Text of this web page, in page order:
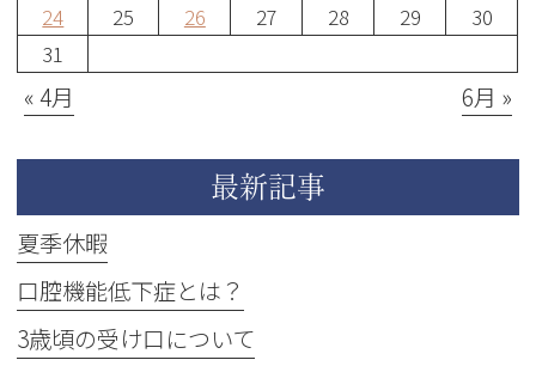
24
25 26 27 28 29
30
31
« 4月 6月 »
最新記事
夏季休暇
口腔機能低下症とは？
3歳頃の受け口について